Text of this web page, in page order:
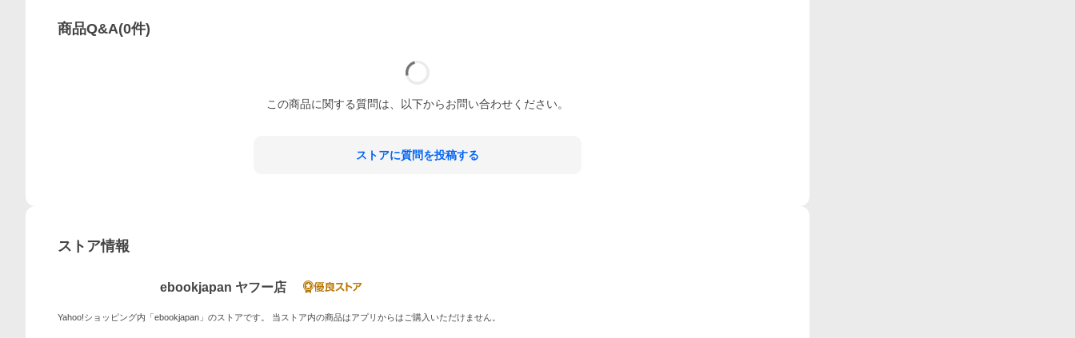
商品Q&A(0件)
この商品に関する質問は、以下からお問い合わせください。
ストアに質問を投稿する
ストア情報
ebookjapan ヤフー店
Yahoo!ショッピング内「ebookjapan」のストアです。 当ストア内の商品はアプリからはご購入いただけません。